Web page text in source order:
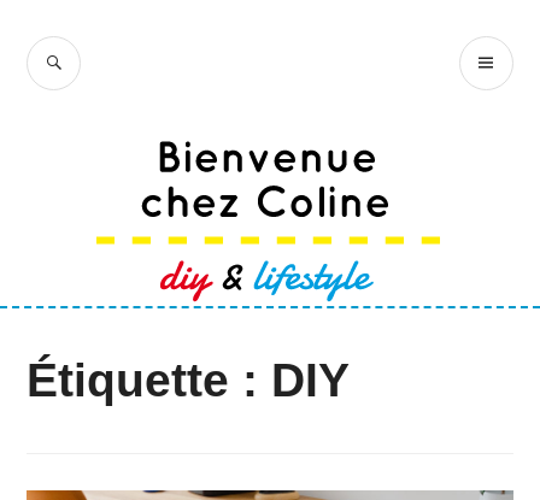
contenu
RECHERCHE
Étiquette : DIY